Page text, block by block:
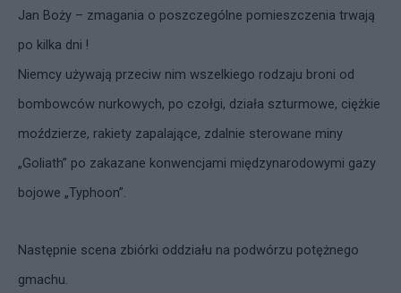
Jan Boży – zmagania o poszczególne pomieszczenia trwają
po kilka dni !
Niemcy używają przeciw nim wszelkiego rodzaju broni od
bombowców nurkowych, po czołgi, działa szturmowe, ciężkie
moździerze, rakiety zapalające, zdalnie sterowane miny
„Goliath” po zakazane konwencjami międzynarodowymi gazy
bojowe „Typhoon”.
Następnie scena zbiórki oddziału na podwórzu potężnego
gmachu.